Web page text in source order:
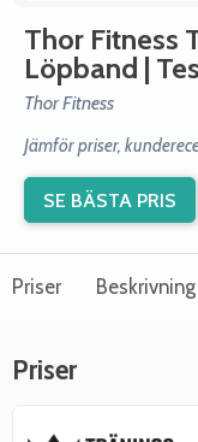
Thor Fitness
Löpband |
Thor Fitness
Jämför priser,
SE BÄSTA PRIS
Priser Beskrivning
Priser